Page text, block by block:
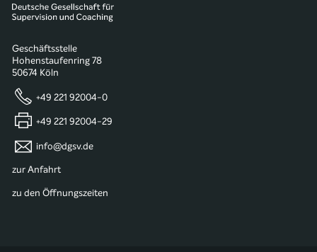
Geschäftsstelle
Hohenstaufenring 78
50674 Köln
+49 221 92004-0
+49 221 92004-29
info@dgsv.de
zur Anfahrt
zu den Öffnungszeiten